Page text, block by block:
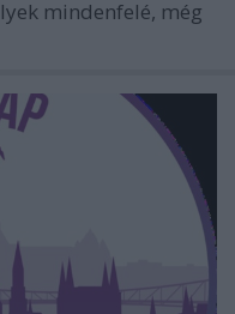
mindenfelé, még